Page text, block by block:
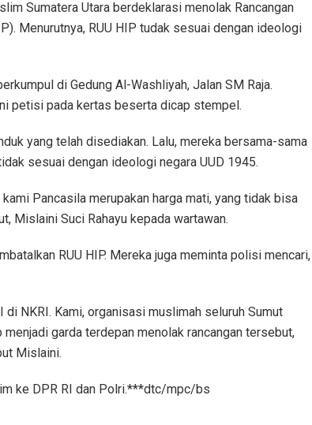
Sumatera Utara berdeklarasi menolak Rancangan
Menurutnya, RUU HIP tudak sesuai dengan ideologi
di Gedung Al-Washliyah, Jalan SM Raja.
petisi pada kertas beserta dicap stempel.
yang telah disediakan. Lalu, mereka bersama-sama
sesuai dengan ideologi negara UUD 1945.
Pancasila merupakan harga mati, yang tidak bisa
Mislaini Suci Rahayu kepada wartawan.
RUU HIP. Mereka juga meminta polisi mencari,
NKRI. Kami, organisasi muslimah seluruh Sumut
garda terdepan menolak rancangan tersebut,
Mislaini.
ke DPR RI dan Polri.***dtc/mpc/bs